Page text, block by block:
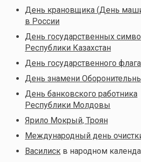
День крановщика (День
в России
День государственных
Республики Казахстан
День государственного
День знамени
День банковского работника
Республики Молдовы
Ярило Мокрый, Троян
Международный день
Василискв народном